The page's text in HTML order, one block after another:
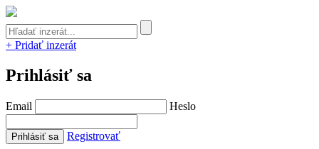
+ Pridať inzerát
Prihlásiť sa
Email Heslo
Registrovať